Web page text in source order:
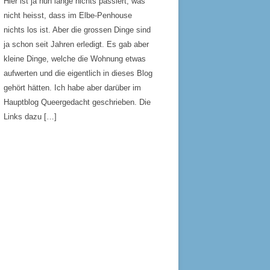
nicht heisst, dass im Elbe-Penhouse
nichts los ist. Aber die grossen Dinge sind
ja schon seit Jahren erledigt. Es gab aber
kleine Dinge, welche die Wohnung etwas
aufwerten und die eigentlich in dieses Blog
gehört hätten. Ich habe aber darüber im
Hauptblog Queergedacht geschrieben. Die
Links dazu […]